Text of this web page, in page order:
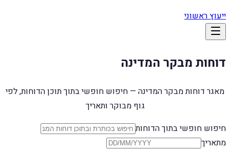
ייעוץ ראשוני
דוחות מבקר המדינה
מאגר דוחות מבקר המדינה — חיפוש חופשי בתוך תוכן הדוחות, לפי
גוף מבוקר ותאריך
חיפוש חופשי בתוך הדוחות
מתאריך